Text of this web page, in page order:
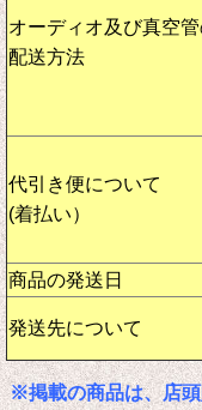
オーディオ及び真空
配送方法
代引き便について
(着払い）
商品の発送日
発送先について
※掲載の商品は、店頭